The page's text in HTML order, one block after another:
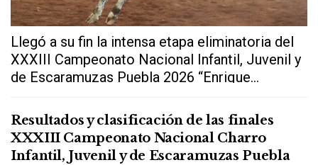
Llegó a su fin la intensa etapa eliminatoria del
XXXIII Campeonato Nacional Infantil, Juvenil y
de Escaramuzas Puebla 2026 “Enrique...
Resultados y clasificación de las finales
XXXIII Campeonato Nacional Charro
Infantil, Juvenil y de Escaramuzas Puebla